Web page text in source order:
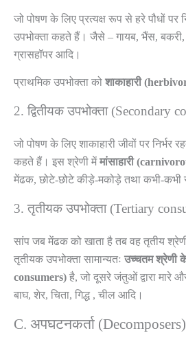
जो पोषण के लिए प्रत्यक्ष रूप से हरे पौधों पर
उपभोक्ता कहते हैं। जैसे – गायब, भैंस, बकरी,
ग्रासहॉपर आदि।
प्राथमिक उपभोक्ता को शाकाहारी
2. द्वितीयक उपभोक्ता (Secondary
जो पोषण के लिए शाकाहारी जीवों पर निर्भर
कहते हैं। इस श्रेणी मेंमांसाहारी
मेंढक, छोटे-छोटे कीड़े-मकोड़े तथा कभी-कभी
3. तृतीयक उपभोक्ता (Tertiary
सांप जब मेंढक को खाता है तब वह तृतीय
तृतीयक उपभोक्ता सामान्यतः उच्चतम श्रेणी
consumers) है, जो दूसरे जंतुओं द्वारा मारे
बाघ, शेर, चिता, गिद्ध , चील आदि।
C. अपघटनकर्ता